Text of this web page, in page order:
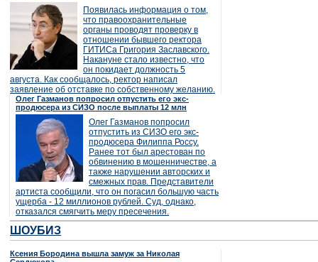
Появилась информация о том,
что правоохранительные
органы проводят проверку в
отношении бывшего ректора
ГИТИСа Григория Заславского.
Накануне стало известно, что
он покидает должность 5
августа. Как сообщалось, ректор написал
заявление об отставке по собственному желанию.
Олег Газманов попросил отпустить его экс-
продюсера из СИЗО после выплаты 12 млн
Олег Газманов попросил
отпустить из СИЗО его экс-
продюсера Филиппа Россу.
Ранее тот был арестован по
обвинению в мошенничестве, а
также нарушении авторских и
смежных прав. Представители
артиста сообщили, что он погасил большую часть
ущерба - 12 миллионов рублей. Суд, однако,
отказался смягчить меру пресечения.
ШОУБИЗ
Ксения Бородина вышла замуж за Николая